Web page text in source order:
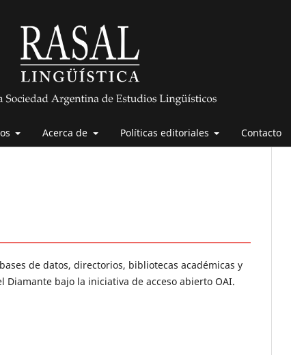
Acerca de Políticas editoriales Contacto
de datos, directorios, bibliotecas académicas y
Diamante bajo la iniciativa de acceso abierto OAI.